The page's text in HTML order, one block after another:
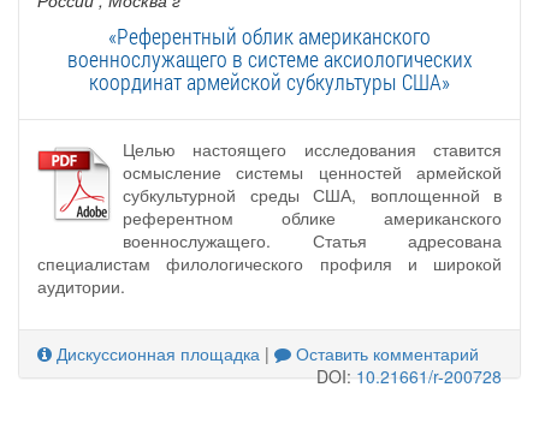
«Референтный облик американского
военнослужащего в системе аксиологических
координат армейской субкультуры США»
Целью настоящего исследования ставится
осмысление системы ценностей армейской
субкультурной среды США, воплощенной в
референтном облике американского
военнослужащего. Статья адресована
специалистам филологического профиля и широкой
аудитории.
Дискуссионная площадка |
Оставить комментарий
DOI:10.21661/r-200728